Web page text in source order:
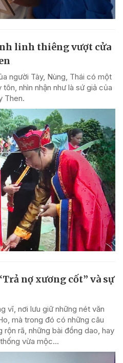
linh thiêng vượt cửa
người Tày, Nùng, Thái có một
nhìn nhận như là sứ giả của
Then.
nợ xương cốt” và sự
vĩ, nơi lưu giữ những nét văn
mà trong đó có những câu
rã, những bài đồng dao, hay
vừa mộc...